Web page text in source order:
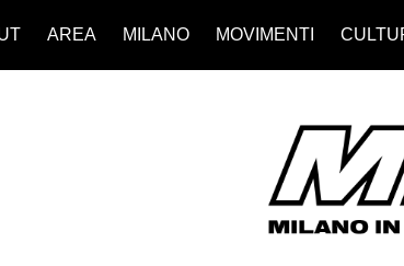
AREA MILANO MOVIMENTI